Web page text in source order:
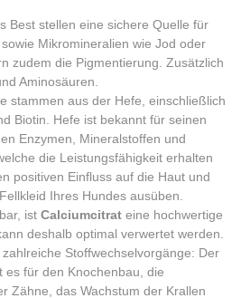
Best stellen eine sichere Quelle für
Mikromineralien wie Jod oder
zudem die Pigmentierung. Zusätzlich
Aminosäuren.
stammen aus der Hefe, einschließlich
Biotin. Hefe ist bekannt für seinen
Enzymen, Mineralstoffen und
die Leistungsfähigkeit erhalten
positiven Einfluss auf die Haut und
Ihres Hundes ausüben.
ist Calciumcitrat eine hochwertige
deshalb optimal verwertet werden.
Stoffwechselvorgänge: Der
es für den Knochenbau, die
Zähne, das Wachstum der Krallen